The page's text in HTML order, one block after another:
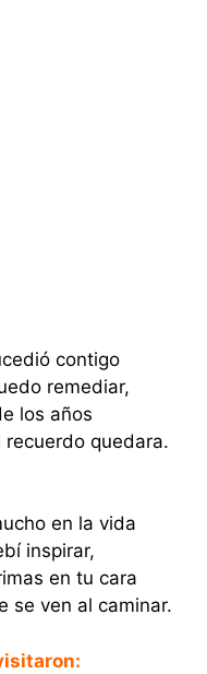
contigo
remediar,
los años
quedara.
en la vida
inspirar,
en tu cara
se ven al caminar.